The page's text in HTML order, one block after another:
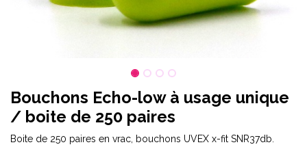
Bouchons Echo-low à usage unique
/ boite de 250 paires
Boite de 250 paires en vrac, bouchons UVEX x-fit SNR37db.